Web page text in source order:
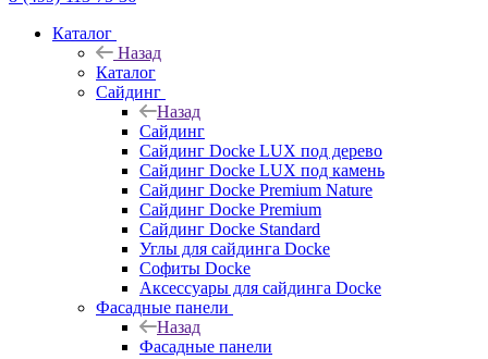
Каталог
Назад
Каталог
Сайдинг
Назад
Сайдинг
Сайдинг Docke LUX под дерево
Сайдинг Docke LUX под камень
Сайдинг Docke Premium Nature
Сайдинг Docke Premium
Сайдинг Docke Standard
Углы для сайдинга Docke
Софиты Docke
Аксессуары для сайдинга Docke
Фасадные панели
Назад
Фасадные панели